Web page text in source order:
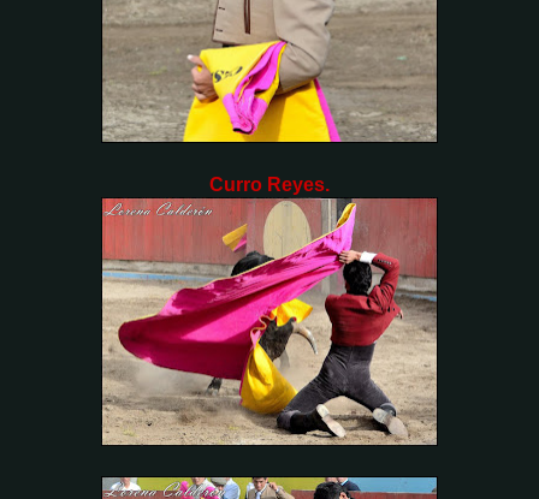
Curro Reyes.